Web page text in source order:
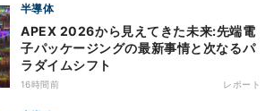
半導体
APEX 2026から見えてきた未来:先端電
子パッケージングの最新事情と次なるパ
ラダイムシフト
16時間前 レポート